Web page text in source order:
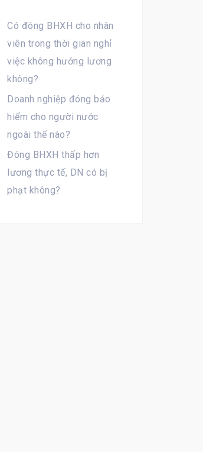
Có đóng BHXH cho nhân
viên trong thời gian nghỉ
việc không hưởng lương
không?
Doanh nghiệp đóng bảo
hiểm cho người nước
ngoài thế nào?
Đóng BHXH thấp hơn
lương thực tế, DN có bị
phạt không?